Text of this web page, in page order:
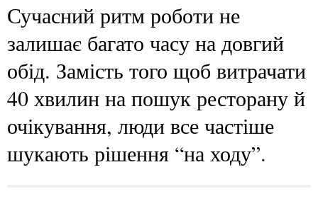
Сучасний ритм роботи не
залишає багато часу на довгий
обід. Замість того щоб витрачати
40 хвилин на пошук ресторану й
очікування, люди все частіше
шукають рішення “на ходу”.